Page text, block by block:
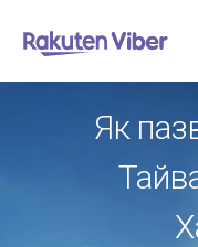
Як